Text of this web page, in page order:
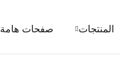
المنتجات صفحات هامة